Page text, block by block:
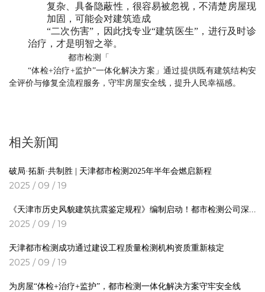
复杂、具备隐蔽性，很容易被忽视，不清楚房屋现
加固，可能会对建筑造成
“二次伤害”，因此找专业“建筑医生”，进行及时诊
治疗，才是明智之举。
都市检测「
“体检+治疗+监护”一体化解决方案」通过提供既有建筑结构安
全评价与修复全流程服务，守牢房屋安全线，提升人民幸福感。
相关新闻
破局·拓新·共制胜 | 天津都市检测2025年半年会燃启新程
2025 / 09 / 19
《天津市历史风貌建筑抗震鉴定规程》编制启动！都市检测公司深度参编
2025 / 09 / 19
天津都市检测成功通过建设工程质量检测机构资质重新核定
2025 / 09 / 19
为房屋“体检+治疗+监护”，都市检测一体化解决方案守牢安全线